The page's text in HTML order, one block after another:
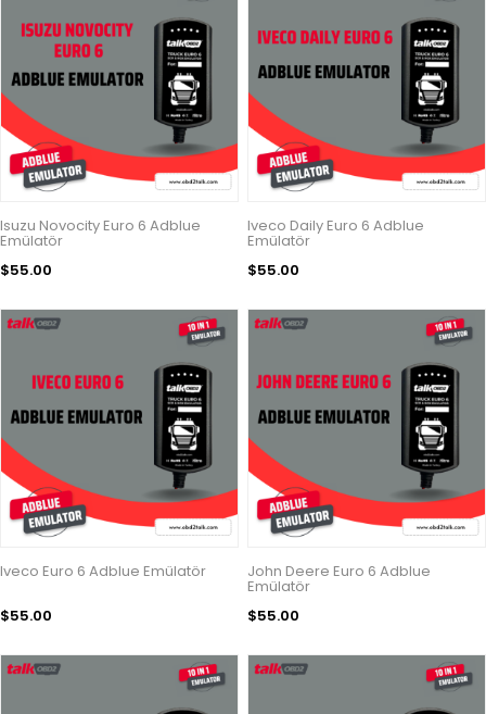
Isuzu Novocity Euro 6 Adblue
Emülatör
$55.00
Iveco Daily Euro 6 Adblue
Emülatör
$55.00
Iveco Euro 6 Adblue Emülatör
$55.00
John Deere Euro 6 Adblue
Emülatör
$55.00